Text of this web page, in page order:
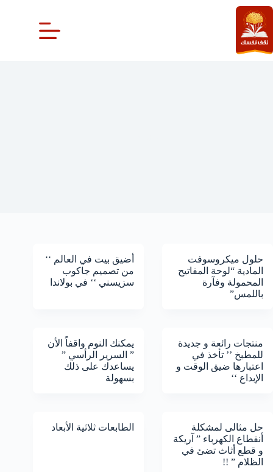
التجاوز
إلى
المحتوى
حلول ميكروسوفت
المادية “لوحة المفاتيح
المحمولة وفآرة
باللمس”
أضيق بيت في العالم ‘‘
من تصميم جاكوب
سزيسني ‘‘ في بولاندا
منتجات رائعة و جديدة
للمطبخ ’’ تأخذ في
اعتبارها ضيق الوقت و
الإبداع ‘‘
يمكنك النوم واقفاً الأن
” السرير الرأسي ”
يساعدك على ذلك
بسهولة
حل مثالى لمشكلة
أنقطاع الكهرباء ” آريكة
و قطع أثاث تضئ في
الظلام ” !!
الطابعات ثلاثية الأبعاد